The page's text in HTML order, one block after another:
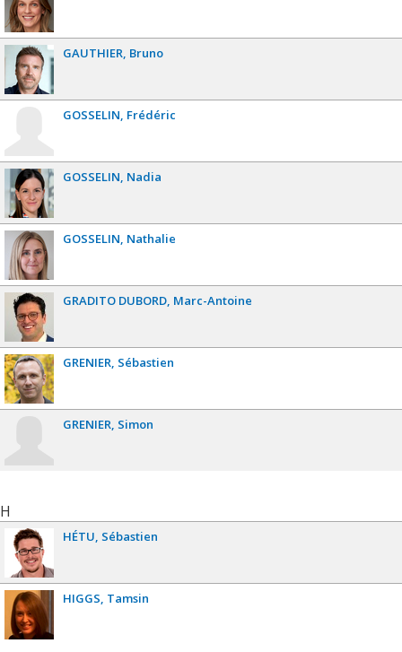
GAUTHIER Bruno
GOSSELIN Frédéric
GOSSELIN Nadia
GOSSELIN Nathalie
GRADITO DUBORD Marc-Antoine
GRENIER Sébastien
GRENIER Simon
H
HÉTU Sébastien
HIGGS Tamsin